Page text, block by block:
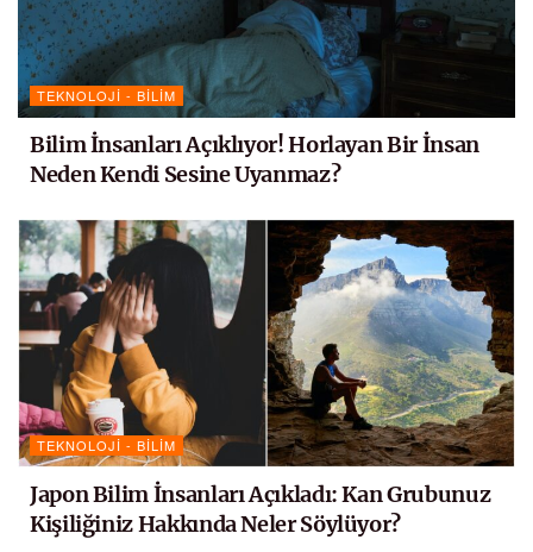
TEKNOLOJI - BILIM
Bilim İnsanları Açıklıyor! Horlayan Bir İnsan
Neden Kendi Sesine Uyanmaz?
TEKNOLOJI - BILIM
Japon Bilim İnsanları Açıkladı: Kan Grubunuz
Kişiliğiniz Hakkında Neler Söylüyor?